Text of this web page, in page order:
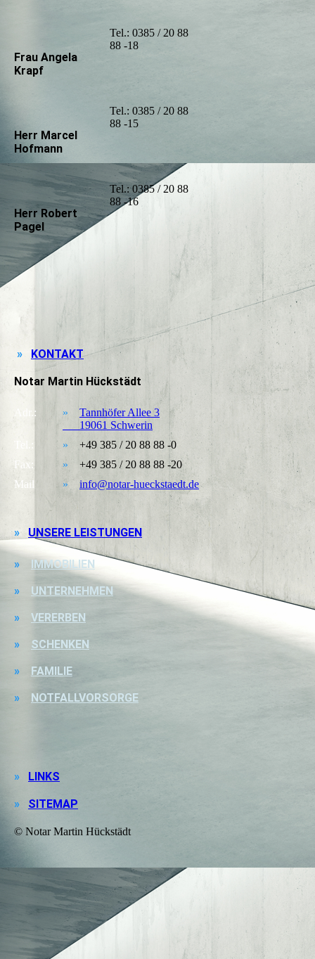
Frau Angela
Krapf
Tel.: 0385 / 20 88
88 -18
Herr Marcel
Hofmann
Tel.: 0385 / 20 88
88 -15
Herr Robert
Pagel
Tel.: 0385 / 20 88
88 -16
» KONTAKT
Notar Martin Hückstädt
Adr.: » Tannhöfer Allee 3
19061 Schwerin
Tel.:
»
+49 385 / 20 88 88 -0
Fax:
» +49 385 / 20 88 88 -20
Mail
» info@notar-hueckstaedt.de
» UNSERE LEISTUNGEN
» IMMOBILIEN
»
UNTERNEHMEN
»
VERERBEN
» SCHENKEN
»
FAMILIE
» NOTFALLVORSORGE
» LINKS
» SITEMAP
© Notar Martin Hückstädt